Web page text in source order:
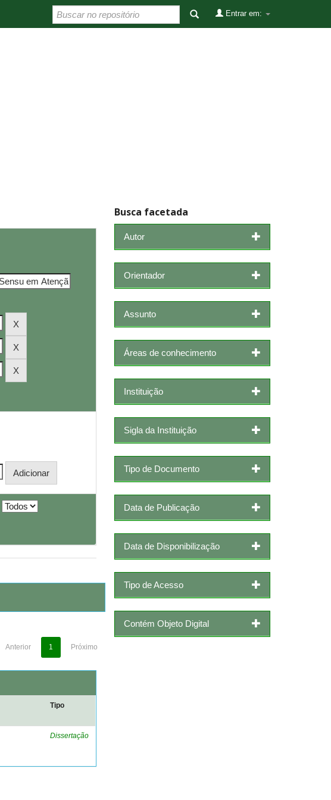
Entrar em:
Anterior 1 Próximo
Tipo
Dissertação
Busca facetada
Autor
Orientador
Assunto
Áreas de conhecimento
Instituição
Sigla da Instituição
Tipo de Documento
Data de Publicação
Data de Disponibilização
Tipo de Acesso
Contém Objeto Digital